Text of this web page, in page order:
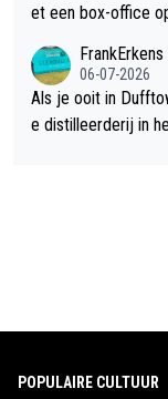
et een box-office
FrankErkens
06-07-2026
Als je ooit in
e distilleerderij in het
POPULAIRE CULTUUR